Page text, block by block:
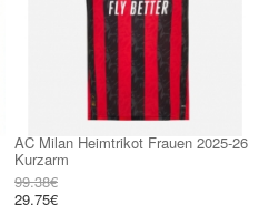
AC Milan Heimtrikot Frauen 2025-26
Kurzarm
99.38€
29.75€